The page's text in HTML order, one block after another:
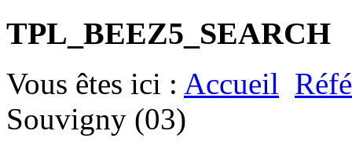
TPL_BEEZ5_SEARCH
Vous êtes ici : Accueil
Souvigny (03)